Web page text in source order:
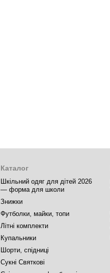
Каталог
Шкільний одяг для дітей 2026
— форма для школи
Знижки
Футболки, майки, топи
Літні комплекти
Купальники
Шорти, спідниці
Сукні Святкові